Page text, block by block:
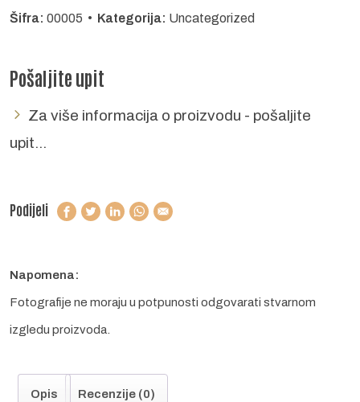
Šifra: 00005 • Kategorija: Uncategorized
Pošaljite upit
Za više informacija o proizvodu - pošaljite
upit...
Podijeli
Napomena:
Fotografije ne moraju u potpunosti odgovarati stvarnom
izgledu proizvoda.
Opis Recenzije (0)